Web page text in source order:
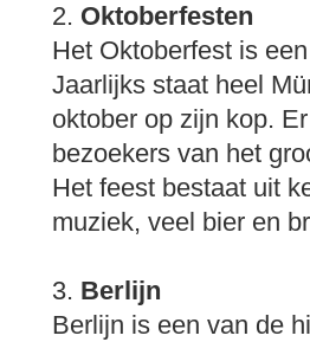
2. Oktoberfesten
Het Oktoberfest is
Jaarlijks staat heel
oktober op zijn kop.
bezoekers van het
Het feest bestaat uit
muziek, veel bier en
3. Berlijn
Berlijn is een van de